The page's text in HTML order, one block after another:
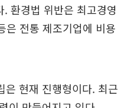
환경법 위반은 최고경영
은 전통 제조기업에 비용
은 현재 진행형이다. 최근